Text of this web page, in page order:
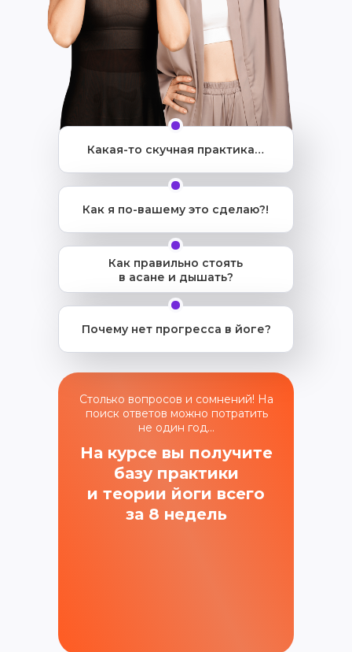
На курсе вы получите
базу практики
и теории йоги всего
за 8 недель
Столько вопросов и сомнений! На
поиск ответов можно потратить
не один год…
Какая-то скучная практика…
Как я по-вашему это сделаю?!
Как правильно стоять
в асане и дышать?
Почему нет прогресса в йоге?